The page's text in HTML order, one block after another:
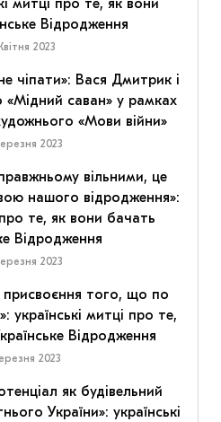
митці про те, як вони
Відродження
2023
чіпати»: Вася Дмитрик і
саван» у рамках
«Мови війни»
2023
вільними, це
нашого відродження»:
про те, як вони бачать
Відродження
2023
того, що по
українські митці про те,
Відродження
2023
як будівельний
України»: українські